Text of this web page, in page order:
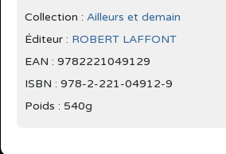
Collection : Ailleurs et demain
Éditeur : ROBERT LAFFONT
EAN : 9782221049129
ISBN : 978-2-221-04912-9
Poids : 540g